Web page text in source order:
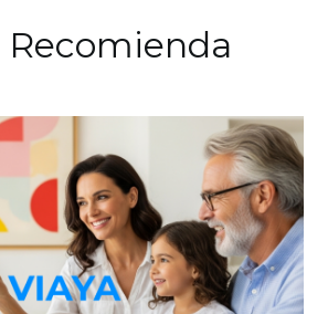
Recomienda